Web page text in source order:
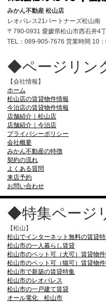
みかん不動産 松山店
レオパレス21パートナーズ松山南
〒790-0931 愛媛県松山市西石井4
TEL：089-905-7676 営業時間 10
◆ページリン
【会社情報】
ホーム
松山店の賃貸物件情報
今治店の賃貸物件情報
店舗紹介｜松山店
店舗紹介｜今治店
プライバシーポリシー
会社概要
みかん不動産の特徴
契約の流れ
よくある質問
来店予約
お問い合わせ
◆特集ページ
【松山】
松山でインターネット無料の賃貸
松山市の一人暮らし賃貸
松山市のペット可（犬可）賃貸物
松山市のペット可（猫可）賃貸物
松山市で新築の賃貸特集
松山市のレオパレス
松山市の一戸建て賃貸
オール電化 松山市